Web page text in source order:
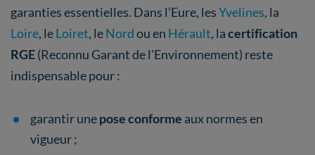
garanties essentielles. Dans l’Eure, lesYvelines, la
Loire, leLoiret, leNordou en Hérault, lacertification
RGE(Reconnu Garant de l'Environnement) reste
indispensable pour :
garantir unepose conforme aux normes en
vigueur ;